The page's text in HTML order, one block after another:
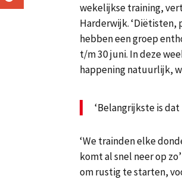
wekelijkse training,
Harderwijk. ‘Diëtisten,
hebben een groep
t/m 30 juni. In deze
happening natuurlijk,
‘Belangrijkste is
‘We trainden elke
komt al snel neer op
om rustig te starten,